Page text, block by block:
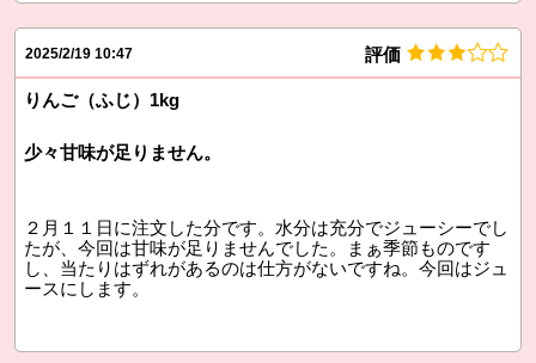
2025/2/19 10:47 評価
りんご（ふじ）1kg
少々甘味が足りません。
２月１１日に注文した分です。水分は充分でジューシーでし
たが、今回は甘味が足りませんでした。まぁ季節ものです
し、当たりはずれがあるのは仕方がないですね。今回はジュ
ースにします。